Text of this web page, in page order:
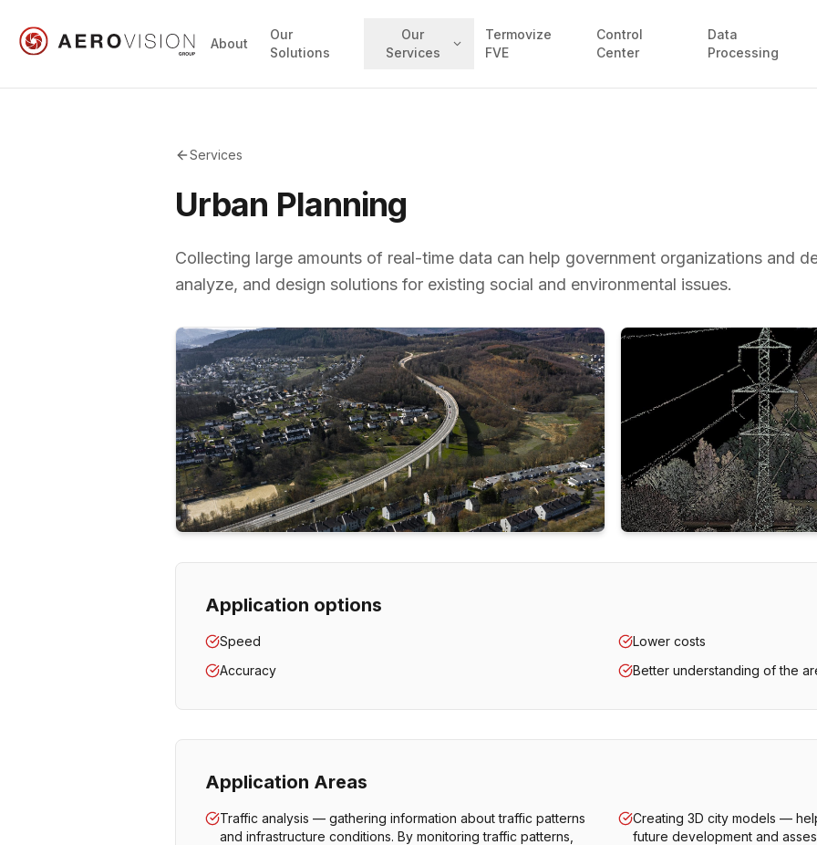
About
Our
Solutions
Our
Services
Termovize
FVE
Control
Center
Data
Processing
Services
Urban Planning
Collecting large amounts of real-time data can help government organizations and
analyze, and design solutions for existing social and environmental issues.
Application options
Speed
Lower costs
Accuracy
Better understanding of the
Application Areas
Traffic analysis — gathering information about traffic patterns
and infrastructure conditions. By monitoring traffic patterns,
Creating 3D city models —
future development and